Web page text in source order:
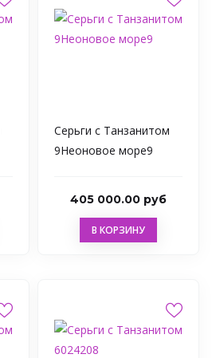
Серьги с Танзанитом
9Неоновое море9
405 000.00 руб
В КОРЗИНУ